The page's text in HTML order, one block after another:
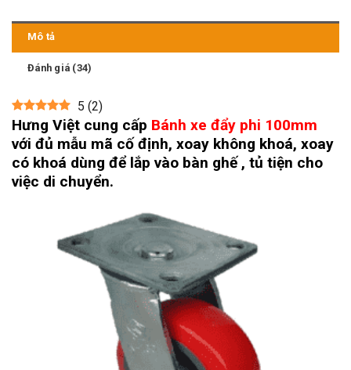
Mô tả
Đánh giá (34)
5 (2)
Hưng Việt cung cấp Bánh xe đẩy phi 100mm
với đủ mẫu mã cố định, xoay không khoá, xoay
có khoá dùng để lắp vào bàn ghế , tủ tiện cho
việc di chuyển.